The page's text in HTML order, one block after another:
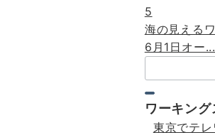
5
海の見える
6月1日オー...
索：
ワーキン
東京でテ